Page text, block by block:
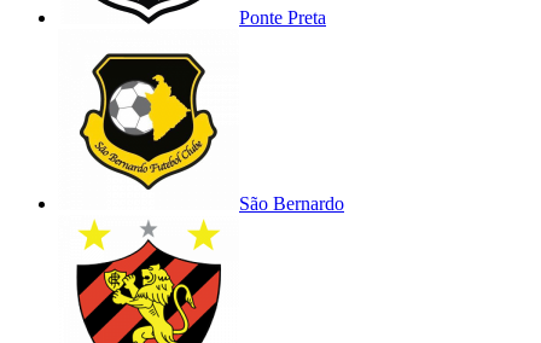
Ponte Preta
São Bernardo